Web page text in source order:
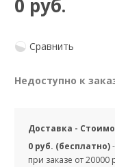
0 руб.
Сравнить
Недоступно к
Доставка -
0 руб. (бесплатно)
при заказе от 20000